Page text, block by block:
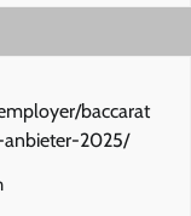
baccarat
2025/